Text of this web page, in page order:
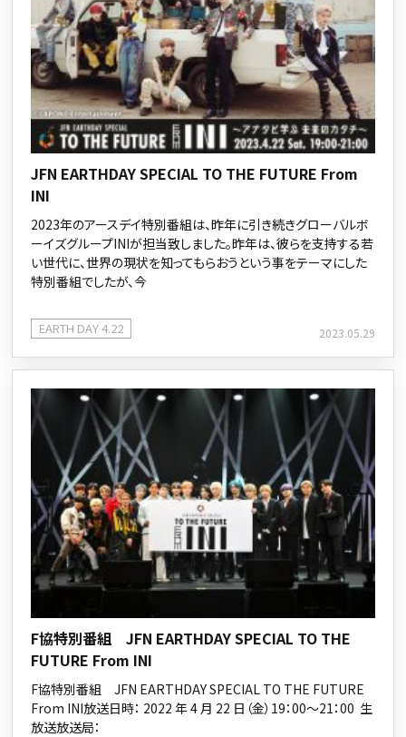
JFN EARTHDAY SPECIAL TO THE FUTURE From
INI
2023年のアースデイ特別番組は、昨年に引き続きグローバルボ
ーイズグループINIが担当致しました。昨年は、彼らを支持する若
い世代に、世界の現状を知ってもらおうという事をテーマにした
特別番組でしたが、今
EARTH DAY 4.22 2023.05.29
F協特別番組 JFN EARTHDAY SPECIAL TO THE
FUTURE From INI
F協特別番組 JFN EARTHDAY SPECIAL TO THE FUTURE
From INI放送日時： 2022 年 4 月 22 日（金）19：00～21：00 生
放送放送局：